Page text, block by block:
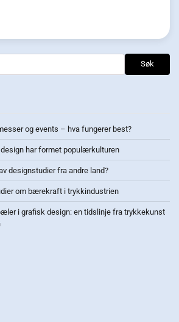
Søk
og events – hva fungerer best?
har formet populærkulturen
designstudier fra andre land?
om bærekraft i trykkindustrien
i grafisk design: en tidslinje fra trykkekunst